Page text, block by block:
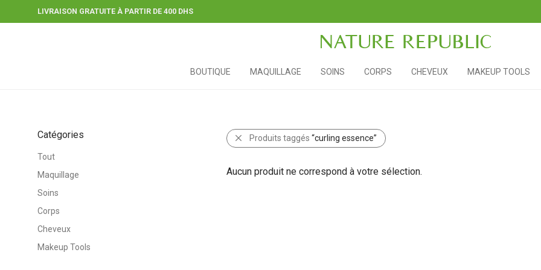
LIVRAISON GRATUITE À PARTIR DE 400 DHS
BOUTIQUE MAQUILLAGE SOINS CORPS CHEVEUX MAKEUP TOOLS
Catégories
Tout
Maquillage
Soins
Corps
Cheveux
Makeup Tools
Produits taggés “curling essence”
Aucun produit ne correspond à votre sélection.